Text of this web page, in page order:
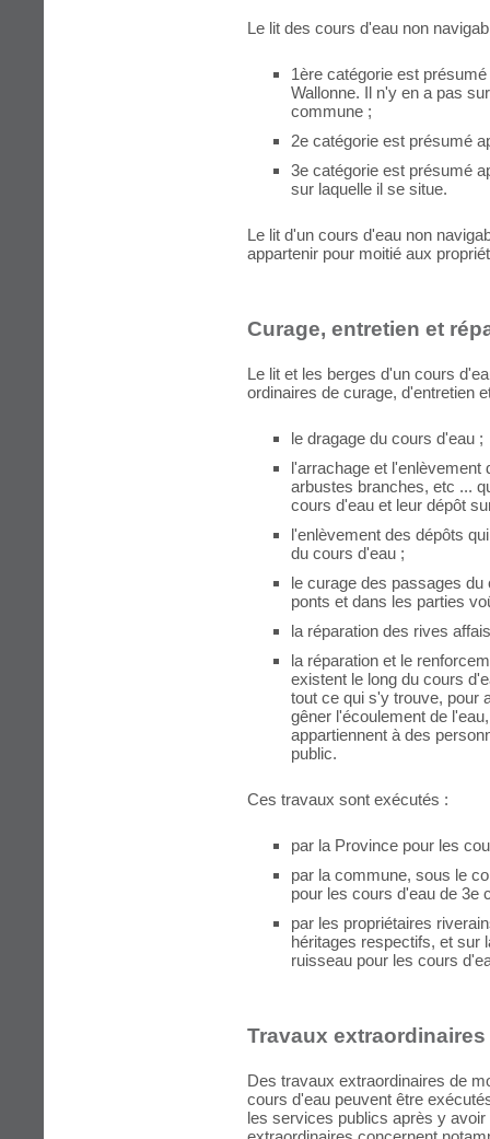
Le lit des cours d'eau non
1ère catégorie est
Wallonne. Il n'y en a pas
commune ;
2e catégorie est présumé
3e catégorie est présumé
sur laquelle il se situe.
Le lit d'un cours d'eau non
appartenir pour moitié aux
Curage, entretien et
Le lit et les berges d'un cours
ordinaires de curage, d'entretien
le dragage du cours d'eau ;
l'arrachage et l'enlèvement
arbustes branches, etc ...
cours d'eau et leur dépôt
l'enlèvement des dépôts
du cours d'eau ;
le curage des passages
ponts et dans les parties
la réparation des rives
la réparation et le
existent le long du cours
tout ce qui s'y trouve, pour
gêner l'écoulement de
appartiennent à des
public.
Ces travaux sont exécutés :
par la Province pour les
par la commune, sous le
pour les cours d'eau de 3e
par les propriétaires
héritages respectifs, et sur
ruisseau pour les cours
Travaux extraordinaires
Des travaux extraordinaires de
cours d'eau peuvent être
les services publics après y